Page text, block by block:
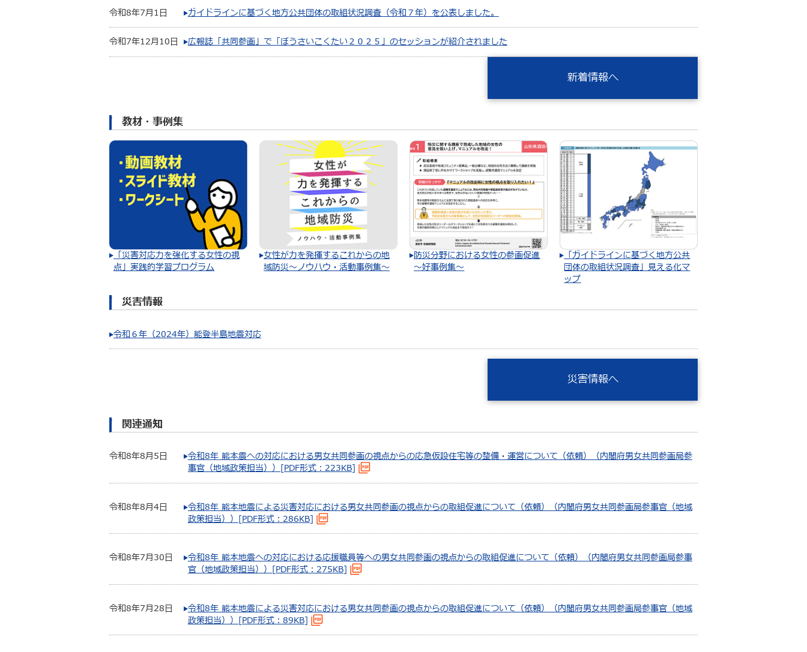
令和8年7月1日 ガイドラインに基づく地方公共団体の取組状況調査（令和７年）を公表しました。
令和7年12月10日 広報誌「共同参画」で「ぼうさいこくたい２０２５」のセッションが紹介されました
新着情報へ
教材・事例集
「災害対応力を強化する女性の視
点」実践的学習プログラム
女性が力を発揮するこれからの地
域防災～ノウハウ・活動事例集～
防災分野における女性の参画促進
～好事例集～
「ガイドラインに基づく地方公共
団体の取組状況調査」見える化マ
ップ
災害情報
令和６年（2024年）能登半島地震対応
災害情報へ
関連通知
令和8年8月5日
令和8年 熊本震への対応における男女共同参画の視点からの応急仮設住宅等の整備・運営について（依頼）（内閣府男女共同参画局参
事官（地域政策担当））[PDF形式：223KB]
令和8年8月4日
令和8年 熊本地震による災害対応における男女共同参画の視点からの取組促進について（依頼）（内閣府男女共同参画局参事官（地域
政策担当））[PDF形式：286KB]
令和8年7月30日
令和8年 熊本地震への対応における応援職員等への男女共同参画の視点からの取組促進について（依頼）（内閣府男女共同参画局参事
官（地域政策担当））[PDF形式：275KB]
令和8年7月28日
令和8年 熊本地震による災害対応における男女共同参画の視点からの取組促進について（依頼）（内閣府男女共同参画局参事官（地域
政策担当））[PDF形式：89KB]